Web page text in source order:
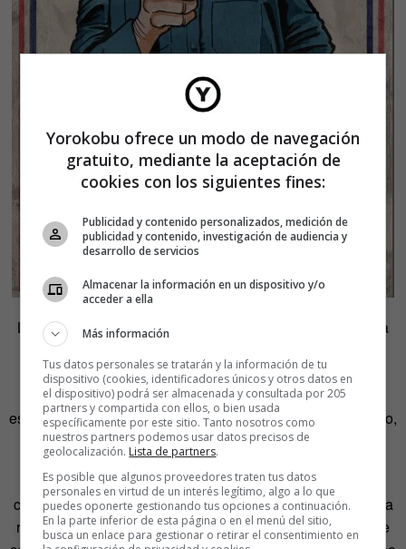
Las 16 imágenes que componen la exposición dan buena
cuenta de ello. Algunas referencias son obvias, otras se
dirigen hacia películas de culto que no todos los
espectadores conocen y algunas incluso juegan con
escenas de las películas o aspectos del personaje retratado,
guiños que solo el aficionado podrá captar.
Podría pensarse que plasmar sobre el papel a iconos del
celuloide puede ser una actividad con poco margen para la
reinterpretación o apropiación, pero viendo el resultado se
Yorokobu ofrece un modo de navegación
gratuito, mediante la aceptación de
cookies con los siguientes fines:
Publicidad y contenido personalizados, medición de
publicidad y contenido, investigación de audiencia y
desarrollo de servicios
Almacenar la información en un dispositivo y/o
acceder a ella
Más información
Tus datos personales se tratarán y la información de tu
dispositivo (cookies, identificadores únicos y otros datos en
el dispositivo) podrá ser almacenada y consultada por 205
partners y compartida con ellos, o bien usada
específicamente por este sitio. Tanto nosotros como
nuestros partners podemos usar datos precisos de
geolocalización. Lista de partners.
Es posible que algunos proveedores traten tus datos
personales en virtud de un interés legítimo, algo a lo que
puedes oponerte gestionando tus opciones a continuación.
En la parte inferior de esta página o en el menú del sitio,
busca un enlace para gestionar o retirar el consentimiento en